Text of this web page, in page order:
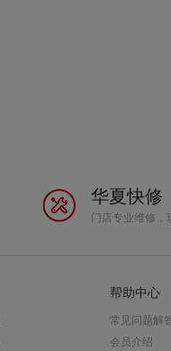
华夏快修
门店专业维修，
帮助中心
常见问题解
会员介绍